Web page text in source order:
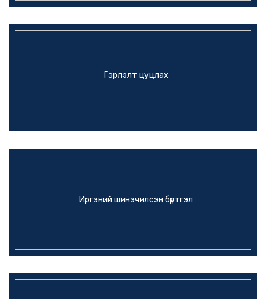
Гэрлэлт цуцлах
Иргэний шинэчилсэн бүртгэл